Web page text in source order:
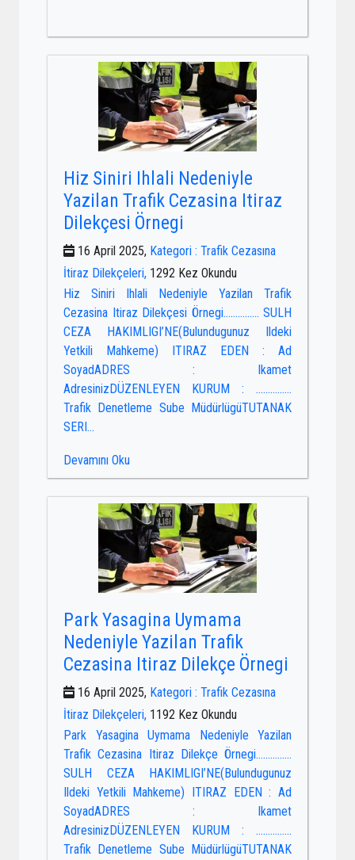
Hiz Siniri Ihlali Nedeniyle
Yazilan Trafik Cezasina Itiraz
Dilekçesi Örnegi
16 April 2025, Kategori : Trafik Cezasına
İtiraz Dilekçeleri, 1292 Kez Okundu
Hiz Siniri Ihlali Nedeniyle Yazilan Trafik
Cezasina Itiraz Dilekçesi Örnegi…………… SULH
CEZA HAKIMLIGI’NE(Bulundugunuz Ildeki
Yetkili Mahkeme) ITIRAZ EDEN : Ad
SoyadADRES : Ikamet
AdresinizDÜZENLEYEN KURUM : ……………
Trafik Denetleme Sube MüdürlügüTUTANAK
SERI...
Devamını Oku
Park Yasagina Uymama
Nedeniyle Yazilan Trafik
Cezasina Itiraz Dilekçe Örnegi
16 April 2025, Kategori : Trafik Cezasına
İtiraz Dilekçeleri, 1192 Kez Okundu
Park Yasagina Uymama Nedeniyle Yazilan
Trafik Cezasina Itiraz Dilekçe Örnegi……………
SULH CEZA HAKIMLIGI’NE(Bulundugunuz
Ildeki Yetkili Mahkeme) ITIRAZ EDEN : Ad
SoyadADRES : Ikamet
AdresinizDÜZENLEYEN KURUM : ……………
Trafik Denetleme Sube MüdürlügüTUTANAK